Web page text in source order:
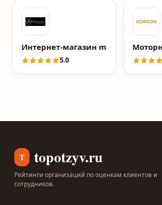
Интернет-магазин
5.0
T topotzyv.ru
Рейтинги организаций по оценкам клиентов и
сотрудников.